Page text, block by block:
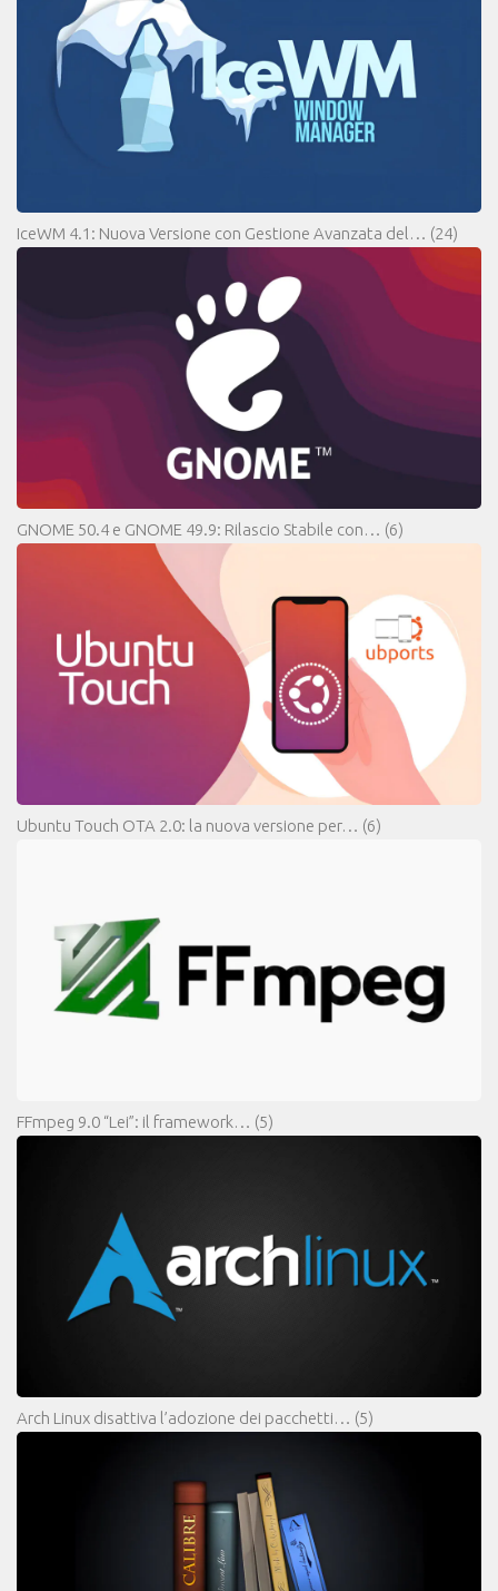
IceWM 4.1: Nuova Versione con Gestione Avanzata del… (24)
GNOME 50.4 e GNOME 49.9: Rilascio Stabile con… (6)
Ubuntu Touch OTA 2.0: la nuova versione per… (6)
FFmpeg 9.0 “Lei”: il framework… (5)
Arch Linux disattiva l’adozione dei pacchetti… (5)